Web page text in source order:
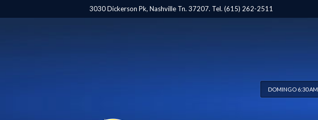
3030 Dickerson Pk, Nashville Tn. 37207. Tel. (615) 262-2511
DOMINGO 6:30 AM